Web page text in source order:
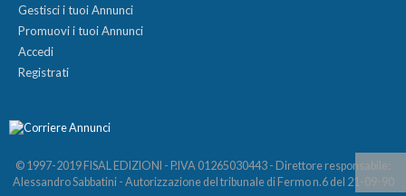
Gestisci i tuoi Annunci
Promuovi i tuoi Annunci
Accedi
Registrati
© 1997-2019 FISAL EDIZIONI - P.IVA 01265030443 - Direttore responsabile:
Alessandro Sabbatini - Autorizzazione del tribunale di Fermo n.6 del 21-09-90